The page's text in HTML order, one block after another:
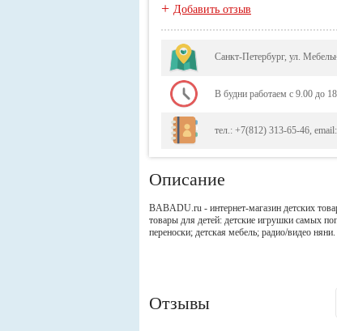
+ Добавить отзыв
Санкт-Петербург, ул.
В будни работаем с 9.00 до
тел.: +7(812) 313-65-46, email:
Описание
BABADU.ru - интернет-магазин детских
товары для детей: детские игрушки самых
переноски; детская мебель; радио/видео няни.
Отзывы